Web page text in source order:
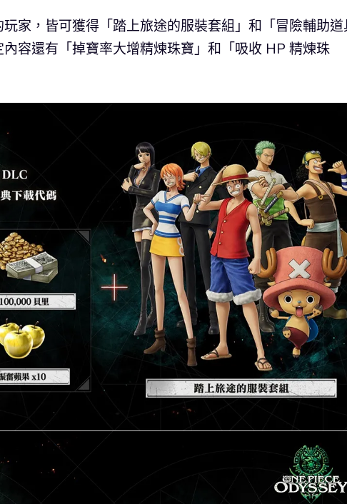
家，皆可獲得「踏上旅途的服裝套組」和「冒險輔助道
容還有「掉寶率大增精煉珠寶」和「吸收 HP 精煉珠